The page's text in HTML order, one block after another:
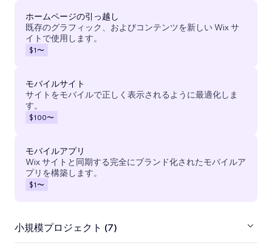
ホームページの引っ越し
既存のグラフィック、およびコンテンツを新しい Wix サ
イトで使用します。
$1〜
モバイルサイト
サイトをモバイルで正しく表示されるように最適化しま
す。
$100〜
モバイルアプリ
Wix サイトと同期する完全にブランド化されたモバイルア
プリを構築します。
$1〜
小規模プロジェクト (7)